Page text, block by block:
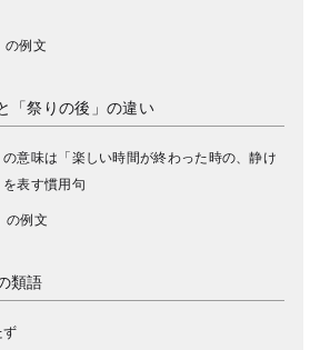
の例文
「祭りの後」の違い
の意味は「楽しい時間が終わった時の、静け
表す慣用句
の例文
類語
ず